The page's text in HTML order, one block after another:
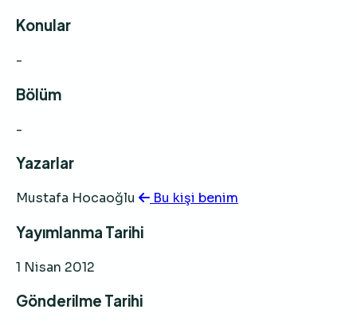
Konular
-
Bölüm
-
Yazarlar
Mustafa Hocaoğlu Bu kişi benim
Yayımlanma Tarihi
1 Nisan 2012
Gönderilme Tarihi